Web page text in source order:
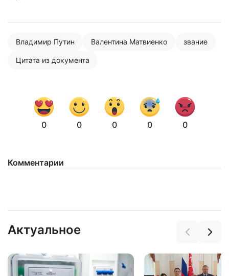
Владимир Путин Валентина Матвиенко звание
Цитата из документа
0 0 0 0 0
Комментарии
Актуальное
Нажимая на кнопку "Отправить" вы
соглашаетесь с политикой конфиденциальности